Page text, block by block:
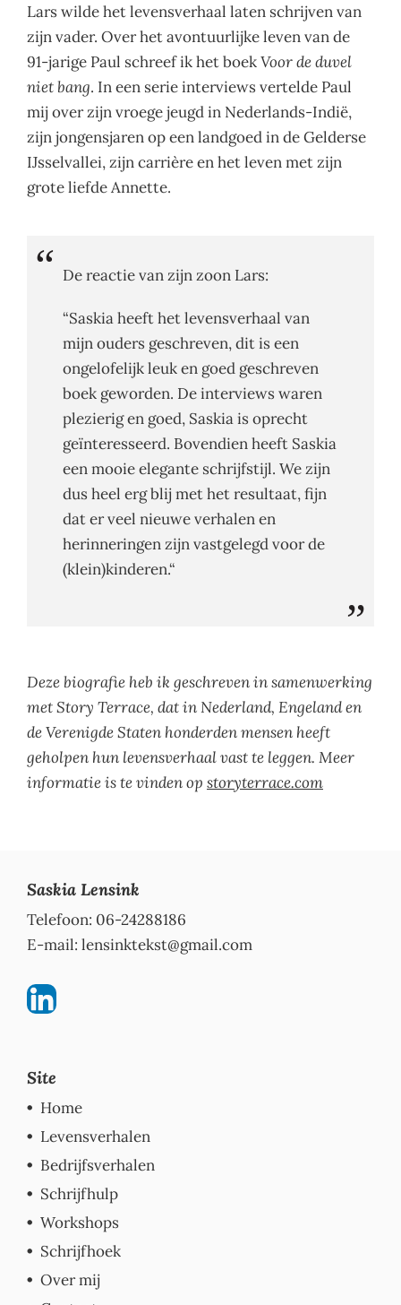
Lars wilde het levensverhaal laten schrijven van
zijn vader. Over het avontuurlijke leven van de
91-jarige Paul schreef ik het boekVoor de duvel
niet bang. In een serie interviews vertelde Paul
mij over zijn vroege jeugd in Nederlands-Indië,
zijn jongensjaren op een landgoed in de Gelderse
IJsselvallei, zijn carrière en het leven met zijn
grote liefde Annette.
De reactie van zijn zoon Lars:
“Saskia heeft het levensverhaal van
mijn ouders geschreven, dit is een
ongelofelijk leuk en goed geschreven
boek geworden. De interviews waren
plezierig en goed, Saskia is oprecht
geïnteresseerd. Bovendien heeft Saskia
een mooie elegante schrijfstijl. We zijn
dus heel erg blij met het resultaat, fijn
dat er veel nieuwe verhalen en
herinneringen zijn vastgelegd voor de
(klein)kinderen.“
Deze biografie heb ik geschreven in samenwerking
met Story Terrace, dat in Nederland, Engeland en
de Verenigde Staten honderden mensen heeft
geholpen hun levensverhaal vast te leggen. Meer
informatie is te vinden op storyterrace.com
Saskia Lensink
Telefoon: 06-24288186
E-mail: lensinktekst@gmail.com
Site
Home
Levensverhalen
Bedrijfsverhalen
Schrijfhulp
Workshops
Schrijfhoek
Over mij